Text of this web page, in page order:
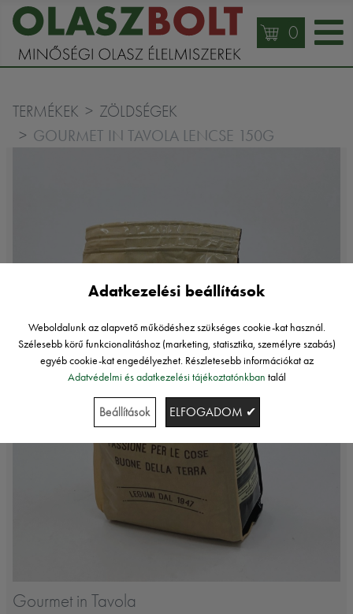
0
TERMÉKEK ZÖLDSÉGEK
GOURMET IN TAVOLA LENCSE 150G
Gourmet in Tavola
Adatkezelési beállítások
Weboldalunk az alapvető működéshez szükséges cookie-kat használ.
Szélesebb körű funkcionalitáshoz (marketing, statisztika, személyre szabás)
egyéb cookie-kat engedélyezhet. Részletesebb információkat az
Adatvédelmi és adatkezelési tájékoztatónkban talál
Beállítások ELFOGADOM ✔